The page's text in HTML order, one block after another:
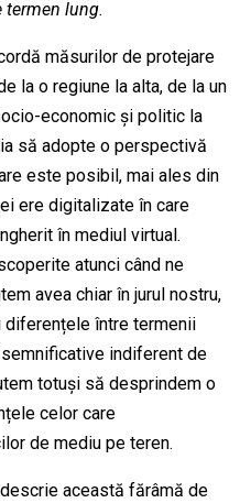
termen lung.
măsurilor de protejare
la o regiune la alta, de la un
economic și politic la
să adopte o perspectivă
este posibil, mai ales din
ere digitalizate în care
în mediul virtual.
atunci când ne
avea chiar în jurul nostru,
diferențele între termenii
indiferent de
totuși să desprindem o
celor care
de mediu pe teren.
această fărâmă de